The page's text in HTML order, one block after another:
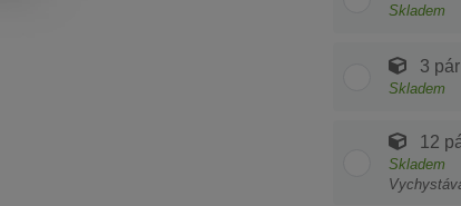
Skladem
3 pár
Skladem
12
Skladem